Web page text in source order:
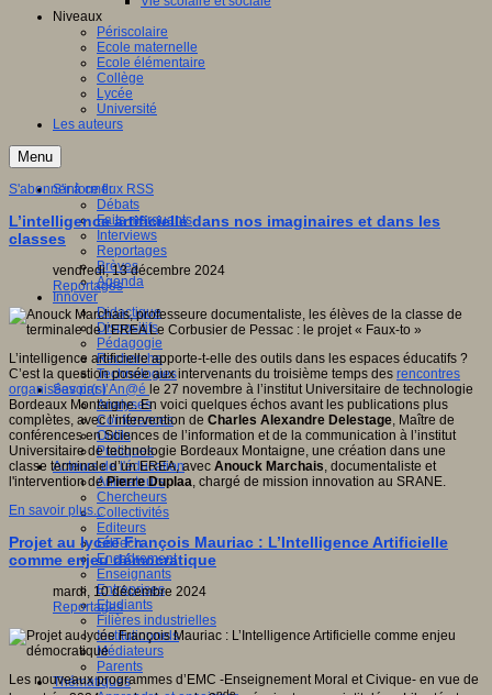
Niveaux
Périscolaire
Ecole maternelle
Ecole élémentaire
Collège
Lycée
Université
Les auteurs
Menu
S'informer
Débats
Faits marquants
Interviews
Reportages
Brèves
Agenda
Innover
Didactique
Dispositifs
Pédagogie
Recherche
Technologies
Savoir(s)
Analyses
Conférences
Outils
Pratiques
Acteurs de l'éducation
Animateurs
Chercheurs
Collectivités
Editeurs
EdTech
Encadrement
Enseignants
Entreprises
Etudiants
Filières industrielles
Institutionnels
Médiateurs
Parents
Thématiques
S'abonner à ce flux RSS
L’intelligence artificielle dans nos imaginaires et dans les
classes
vendredi, 13 décembre 2024
Reportages
L’intelligence artificielle apporte-t-elle des outils dans les espaces éducatifs ?
C’est la question posée aux intervenants du troisième temps des rencontres
organisées par l’An@é le 27 novembre à l’institut Universitaire de technologie
Bordeaux Montaigne. En voici quelques échos avant les publications plus
complètes, avec l’intervention de Charles Alexandre Delestage, Maître de
conférences en Sciences de l’information et de la communication à l’institut
Universitaire de technologie Bordeaux Montaigne, une création dans une
classe terminale d’un EREA, avec Anouck Marchais, documentaliste et
l'intervention dePierre Duplaa, chargé de mission innovation au SRANE.
En savoir plus...
Projet au lycée François Mauriac : L’Intelligence Artificielle
comme enjeu démocratique
mardi, 10 décembre 2024
Reportages
Les nouveaux programmes d’EMC -Enseignement Moral et Civique- en vue de